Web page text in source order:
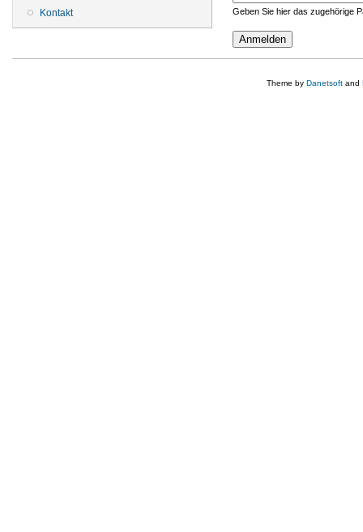
Kontakt
Geben Sie hier das zugehörige
Theme by Danetsoft and